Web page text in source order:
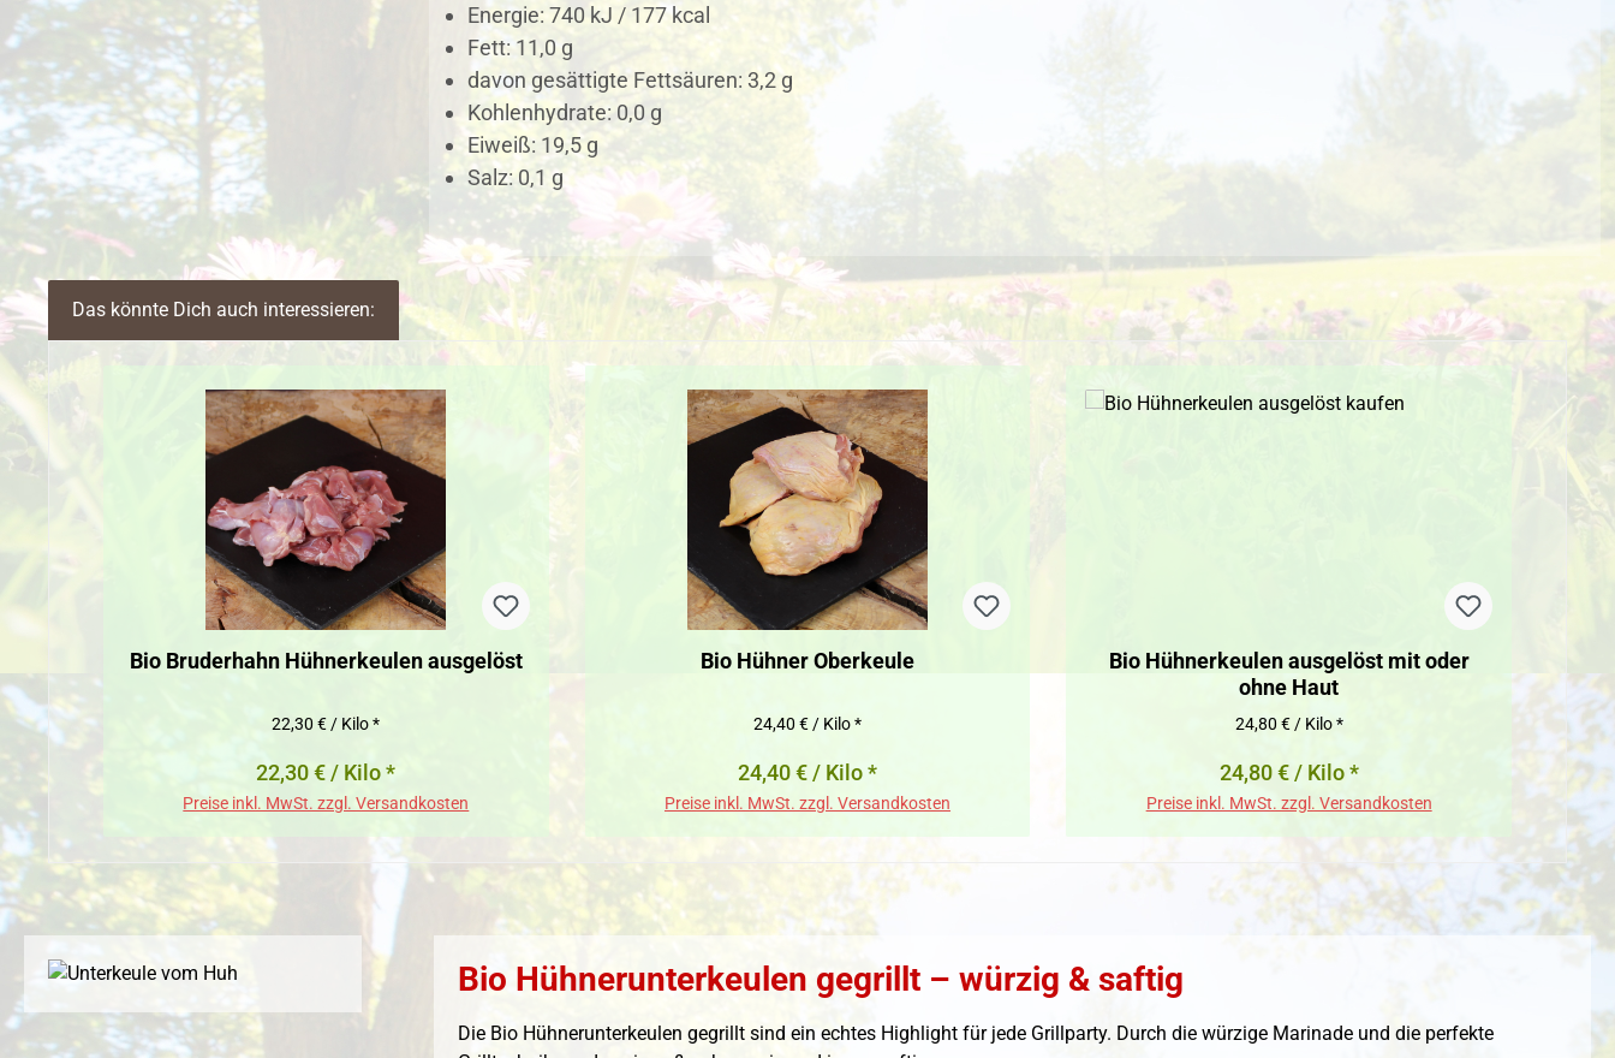
Energie: 740 kJ / 177 kcal
Fett: 11,0 g
davon gesättigte Fettsäuren: 3,2 g
Kohlenhydrate: 0,0 g
Eiweiß: 19,5 g
Salz: 0,1 g
Das könnte Dich auch interessieren:
Bio Bruderhahn Hühnerkeulen ausgelöst
22,30 € / Kilo *
22,30 € / Kilo *
Preise inkl. MwSt. zzgl. Versandkosten
Bio Hühner Oberkeule
24,40 € / Kilo *
24,40 € / Kilo *
Preise inkl. MwSt. zzgl. Versandkosten
Bio Hühnerkeulen ausgelöst mit oder
ohne Haut
24,80 € / Kilo *
24,80 € / Kilo *
Preise inkl. MwSt. zzgl. Versandkosten
Bio Hühnerunterkeulen gegrillt – würzig & saftig
Die Bio Hühnerunterkeulen gegrillt sind ein echtes Highlight für jede Grillparty. Durch die würzige Marinade und die perfekte